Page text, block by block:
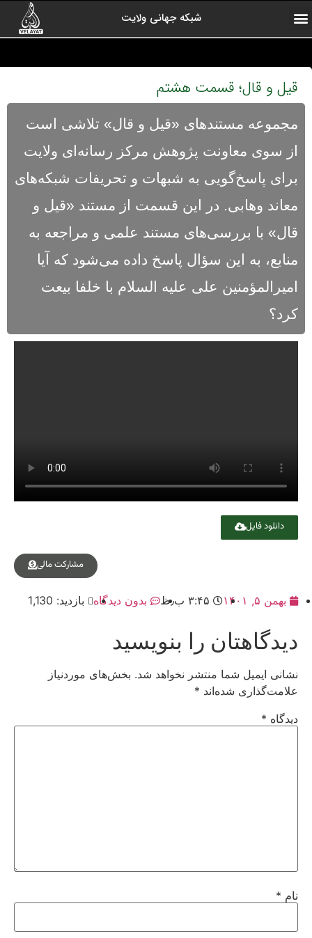
شبکه جهانی ولایت
قیل و قال؛ قسمت هشتم
مجموعه مستندهای «قیل و قال» تلاشی است
از سوی معاونت پژوهش مرکز رسانه‌ای ولایت
برای پاسخ‌گویی به شبهات و تحریفات شبکه‌های
معاند وهابی. در این قسمت از مستند «قیل و
قال» با بررسی‌های مستند علمی و مراجعه به
منابع، به این سؤال پاسخ داده می‌شود که آیا
اميرالمؤمنین علی علیه السلام با خلفا بیعت
کرد؟
دانلود فایل
مشارکت مالی
بهمن ۵, ۱۴۰۱ ۳:۴۵ ب٫ظ بدون دیدگاه بازدید: 1,130
دیدگاهتان را بنویسید
نشانی ایمیل شما منتشر نخواهد شد. بخش‌های موردنیاز
علامت‌گذاری شده‌اند *
دیدگاه *
نام *